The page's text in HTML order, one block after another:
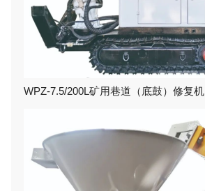
WPZ-7.5/200L矿用巷道（底鼓）修复机